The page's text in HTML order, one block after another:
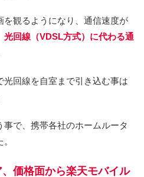
観るようになり、通信速度が
光回線（VDSL方式）に代わる通
回線を自室まで引き込む事は
で、携帯各社のホームルータ
価格面から楽天モバイル